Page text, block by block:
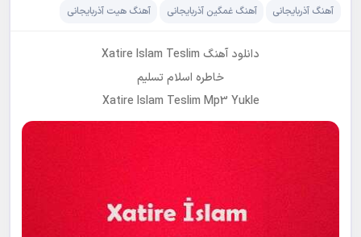
آهنگ آذربایجانی آهنگ غمگین آذربایجانی آهنگ هیت آذربایجانی
دانلود آهنگ Xatire Islam Teslim
خاطره اسلام تسلیم
Xatire Islam Teslim Mp3 Yukle